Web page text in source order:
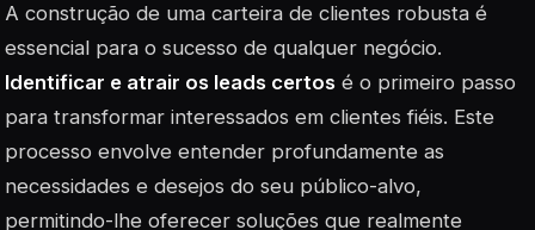
A construção de uma carteira de clientes robusta é
essencial para o sucesso de qualquer negócio.
Identificar e atrair os leads certos é o primeiro passo
para transformar interessados em clientes fiéis. Este
processo envolve entender profundamente as
necessidades e desejos do seu público-alvo,
permitindo-lhe oferecer soluções que realmente